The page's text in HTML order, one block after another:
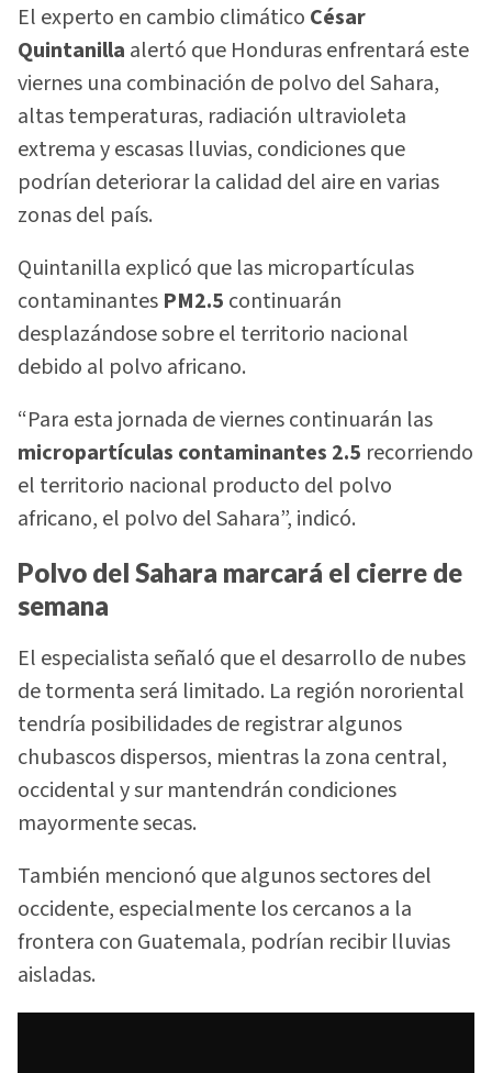
El experto en cambio climático César
Quintanilla alertó que Honduras enfrentará este
viernes una combinación de polvo del Sahara,
altas temperaturas, radiación ultravioleta
extrema y escasas lluvias, condiciones que
podrían deteriorar la calidad del aire en varias
zonas del país.
Quintanilla explicó que las micropartículas
contaminantes PM2.5 continuarán
desplazándose sobre el territorio nacional
debido al polvo africano.
“Para esta jornada de viernes continuarán las
micropartículas contaminantes 2.5 recorriendo
el territorio nacional producto del polvo
africano, el polvo del Sahara”, indicó.
Polvo del Sahara marcará el cierre de
semana
El especialista señaló que el desarrollo de nubes
de tormenta será limitado. La región nororiental
tendría posibilidades de registrar algunos
chubascos dispersos, mientras la zona central,
occidental y sur mantendrán condiciones
mayormente secas.
También mencionó que algunos sectores del
occidente, especialmente los cercanos a la
frontera con Guatemala, podrían recibir lluvias
aisladas.